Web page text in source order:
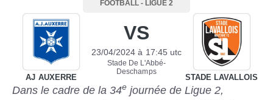
FOOTBALL- LIGUE 2
AJ AUXERRE
VS
23/04/2024 à 17:45 utc
Stade De L'Abbé-
Deschamps
STADE LAVALLOIS
Dans le cadre de la 34e journée de Ligue 2,